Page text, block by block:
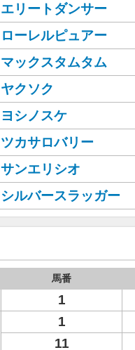
エリートダンサー
ローレルピュアー
マックスタムタム
ヤクソク
ヨシノスケ
ツカサロバリー
サンエリシオ
シルバースラッガー
馬番
1
1
11